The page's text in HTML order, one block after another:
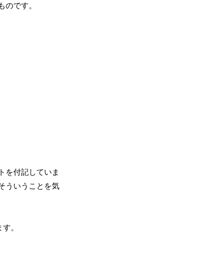
です。
を付記していま
ういうことを気
。